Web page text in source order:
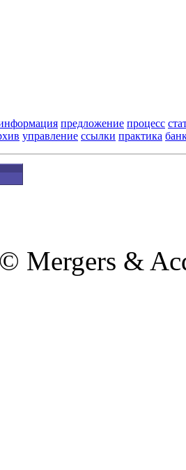
предложение процесс
управление ссылки практика
Mergers &